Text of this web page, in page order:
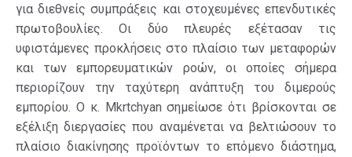
για διεθνείς συμπράξεις και στοχευμένες επενδυτικές
πρωτοβουλίες. Οι δύο πλευρές εξέτασαν τις
υφιστάμενες προκλήσεις στο πλαίσιο των μεταφορών
και των εμπορευματικών ροών, οι οποίες σήμερα
περιορίζουν την ταχύτερη ανάπτυξη του διμερούς
εμπορίου. Ο κ. Mkrtchyan σημείωσε ότι βρίσκονται σε
εξέλιξη διεργασίες που αναμένεται να βελτιώσουν το
πλαίσιο διακίνησης προϊόντων το επόμενο διάστημα,